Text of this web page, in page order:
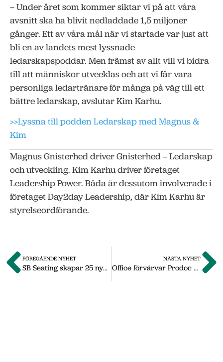
– Under året som kommer siktar vi på att våra
avsnitt ska ha blivit nedladdade 1,5 miljoner
gånger. Ett av våra mål när vi startade var just att
bli en av landets mest lyssnade
ledarskapspoddar. Men främst av allt vill vi bidra
till att människor utvecklas och att vi får vara
personliga ledartränare för många på väg till ett
bättre ledarskap, avslutar Kim Karhu.
>>Lyssna till podden Ledarskap med Magnus &
Kim
Magnus Gnisterhed driver Gnisterhed – Ledarskap
och utveckling. Kim Karhu driver företaget
Leadership Power. Båda är dessutom involverade i
företaget Day2day Leadership, där Kim Karhu är
styrelseordförande.
FÖREGÅENDE NYHET
SB Seating skapar 25 nya jobb i Nässjö
NÄSTA NYHET
Office förvärvar Prodoc – nyanställer i Nässjö